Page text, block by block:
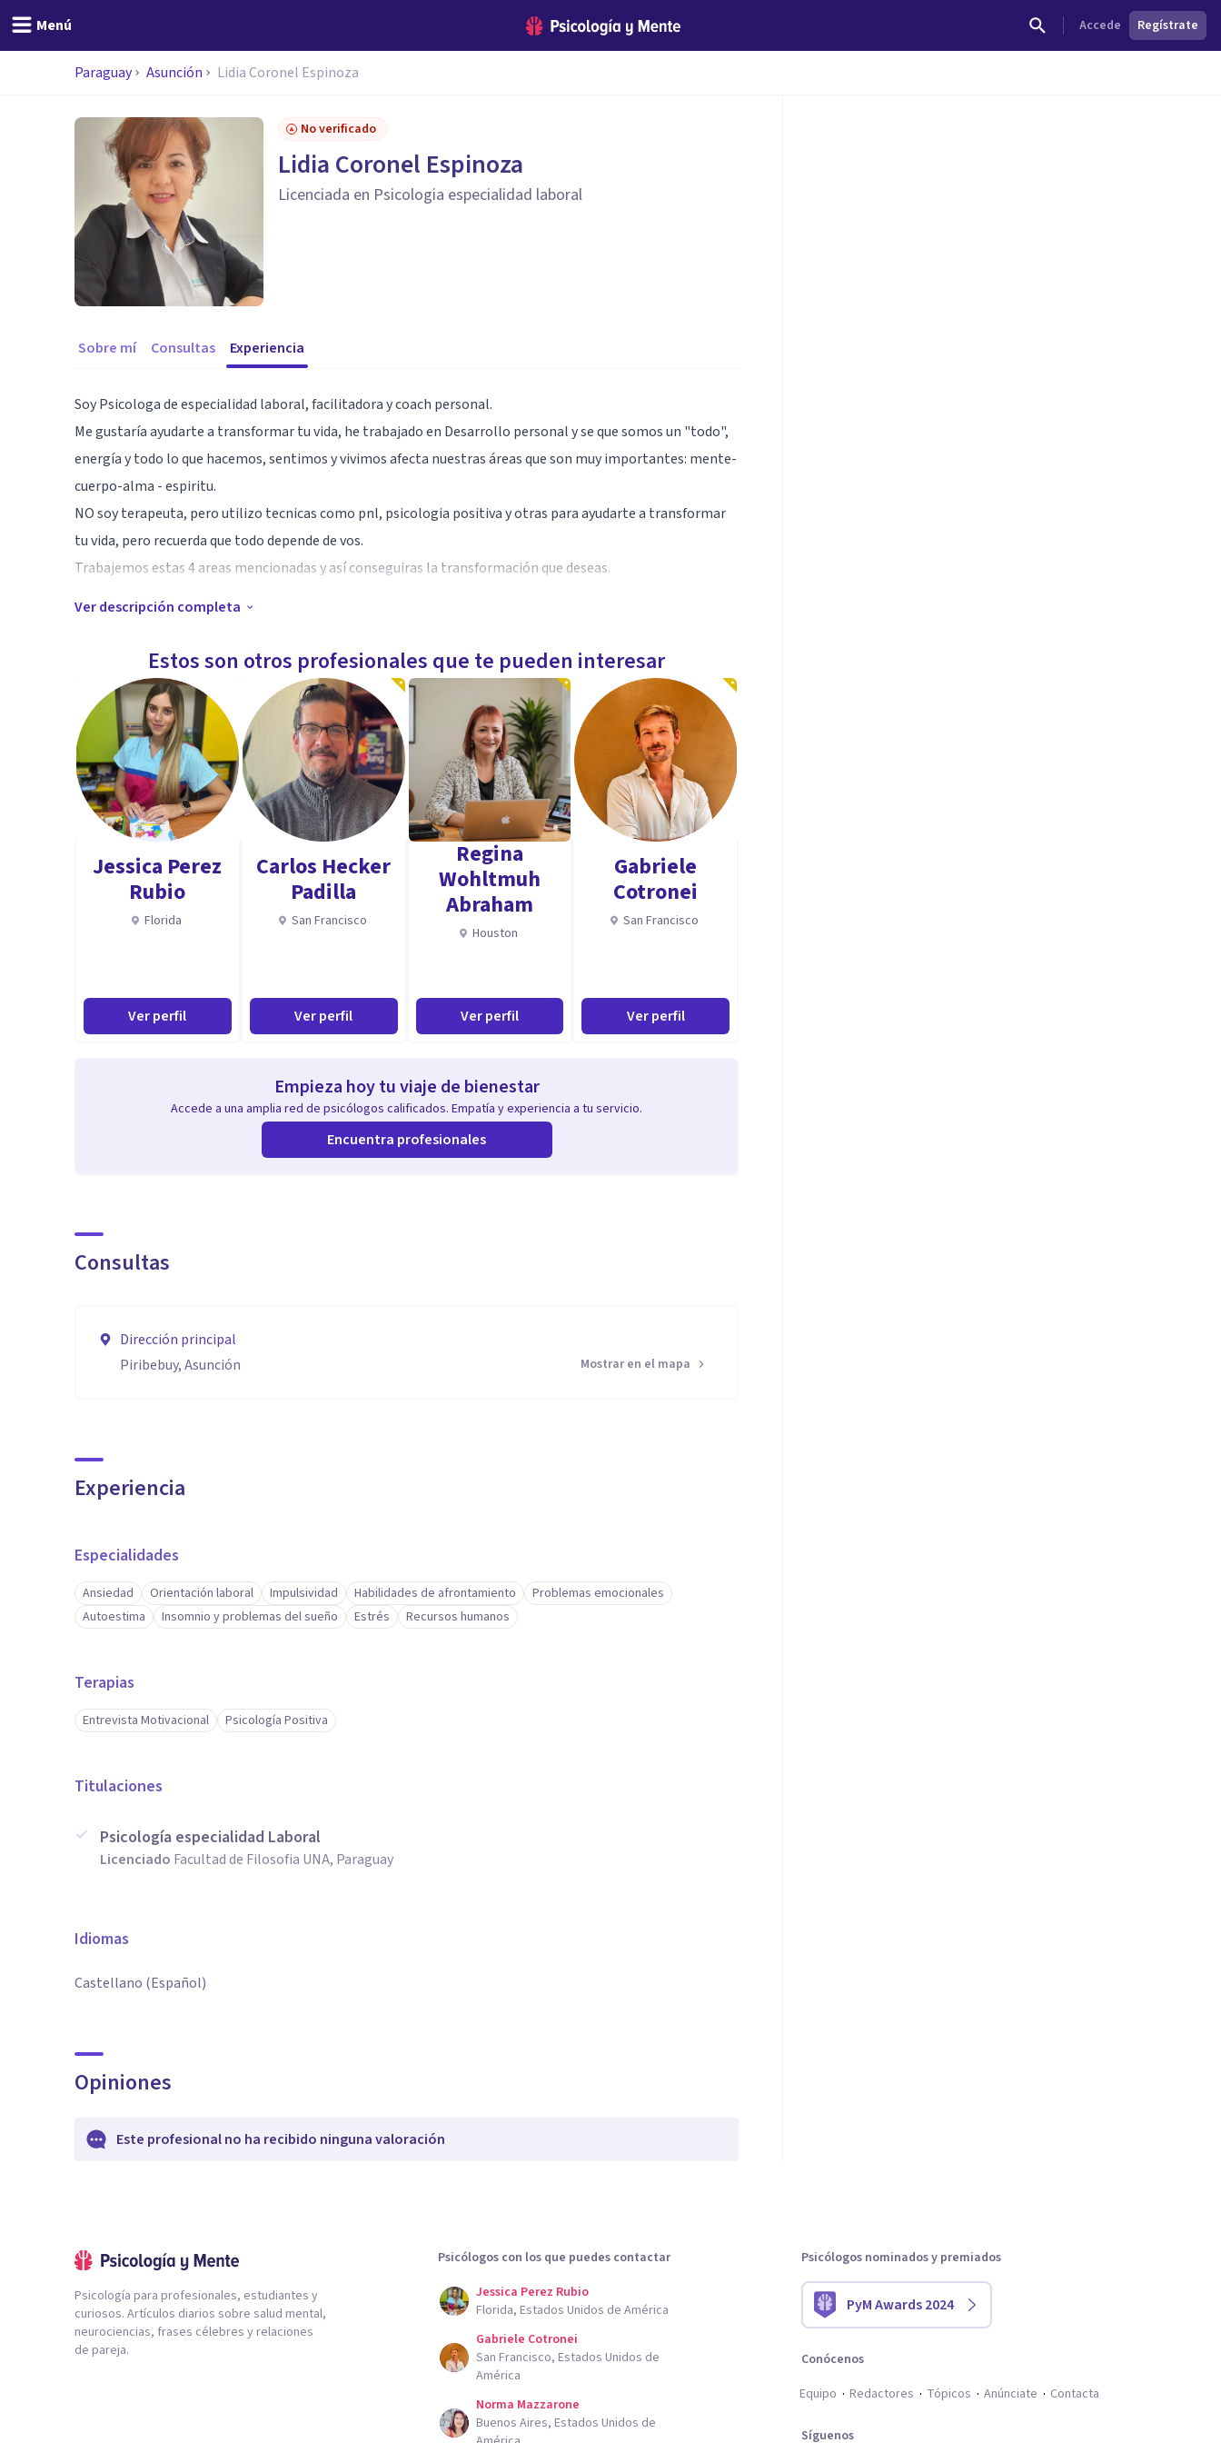
Menú Accede Regístrate
Paraguay Asunción Lidia Coronel Espinoza
No verificado
Lidia Coronel Espinoza
Licenciada en Psicologia especialidad laboral
Sobre mí Consultas Experiencia
Soy Psicologa de especialidad laboral, facilitadora y coach personal.
Me gustaría ayudarte a transformar tu vida, he trabajado en Desarrollo personal y se que somos un "todo",
energía y todo lo que hacemos, sentimos y vivimos afecta nuestras áreas que son muy importantes: mente-
cuerpo-alma - espiritu.
NO soy terapeuta, pero utilizo tecnicas como pnl, psicologia positiva y otras para ayudarte a transformar
tu vida, pero recuerda que todo depende de vos.
Trabajemos estas 4 areas mencionadas y así conseguiras la transformación que deseas.
Especialidad
Capacitación
Dinámicas de grupos
Gestión del estrés
Inteligencia emocional, emociones atrapadas.
Comunicación efectiva
Aptitudes
Capacidad de comunicación
Ver descripción completa
Estos son otros profesionales que te pueden interesar
Jessica Perez
Rubio
Florida
Ver perfil
Carlos Hecker
Padilla
San Francisco
Ver perfil
Regina
Wohltmuh
Abraham
Houston
Ver perfil
Gabriele
Cotronei
San Francisco
Ver perfil
Empieza hoy tu viaje de bienestar
Accede a una amplia red de psicólogos calificados. Empatía y experiencia a tu servicio.
Encuentra profesionales
Consultas
Dirección principal
Piribebuy, Asunción
Mostrar en el mapa
Experiencia
Especialidades
Ansiedad Orientación laboral Impulsividad Habilidades de afrontamiento
Problemas emocionales
Autoestima
Insomnio y problemas del sueño Estrés Recursos humanos
Terapias
Entrevista Motivacional Psicología Positiva
Titulaciones
Psicología especialidad Laboral
Licenciado Facultad de Filosofia UNA, Paraguay
Idiomas
Castellano (Español)
Opiniones
Este profesional no ha recibido ninguna valoración
Psicología para profesionales, estudiantes y
curiosos. Artículos diarios sobre salud mental,
neurociencias, frases célebres y relaciones
de pareja.
Psicólogos con los que puedes contactar
Jessica Perez Rubio
Florida, Estados Unidos de América
Gabriele Cotronei
San Francisco, Estados Unidos de
América
Norma Mazzarone
Buenos Aires, Estados Unidos de
Psicólogos nominados y premiados
PyM Awards 2024
Conócenos
Equipo
Redactores Tópicos Anúnciate Contacta
Síguenos